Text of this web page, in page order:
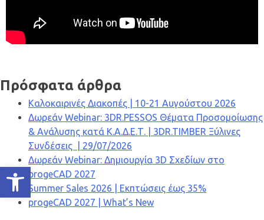
Ανοίξτε τη γραμμή εργαλείων
Πρόσφατα άρθρα
Καλοκαιρινές Διακοπές | 10-21 Αυγούστου 2026
Δωρεάν Webinar: 3DR.PESSOS Θέματα Προσομοίωσης
& Ανάλυσης κατά Κ.Α.Δ.Ε.Τ. | 3DR.TIMBER Ξύλινες
Συνδέσεις | 29/07/2026
Δωρεάν Webinar: Δημιουργία 3D Σχεδίων στο
progeCAD 2027
Summer Sales 2026 | Εκπτώσεις έως 35%
progeCAD 2027 | What’s New